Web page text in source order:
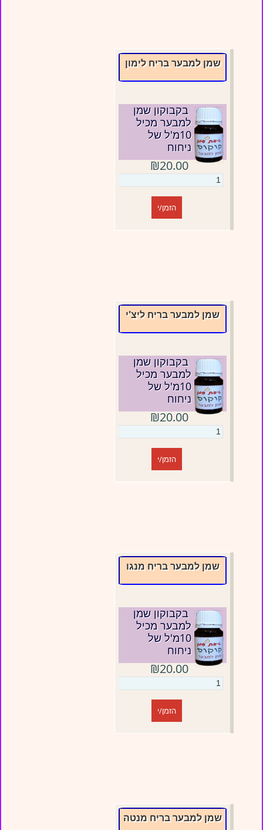
שמן למבער בריח לימון
בקבוקון שמן
למבער מכיל
10מ'ל של
ניחוח
₪20.00
הזמן/י
שמן למבער בריח ליצ'י
בקבוקון שמן
למבער מכיל
10מ'ל של
ניחוח
₪20.00
הזמן/י
שמן למבער בריח מנגו
בקבוקון שמן
למבער מכיל
10מ'ל של
ניחוח
₪20.00
הזמן/י
שמן למבער בריח מנטה